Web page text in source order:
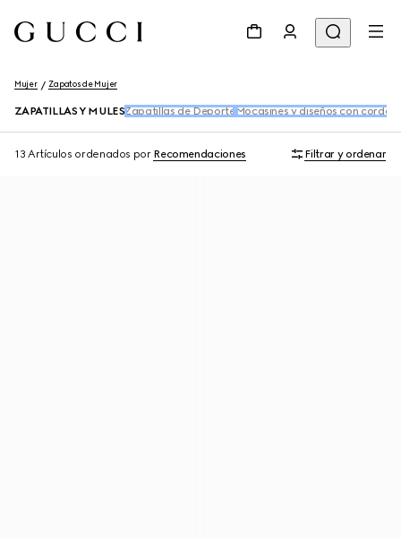
Mujer Zapatos de Mujer
ZAPATILLAS Y MULES Zapatillas de Deporte Mocasines y diseños con
13 Artículos ordenados por Recomendaciones Filtrar y ordenar